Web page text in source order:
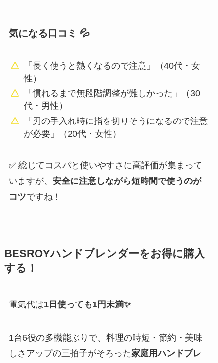
気になる口コミ 💦
「長く使うと熱くなるので注意」（40代・女
性）
「慣れるまで無段階調整が難しかった」（30
代・男性）
「刃の手入れ時に指を切りそうになるので注意
が必要」（20代・女性）
✅ 総じてコスパと使いやすさに高評価が集まって
いますが、 安全に注意しながら短時間で使うのが
コツですね！
BESROYハンドブレンダーをお得に購入
する！
電気代は1日使っても1円未満✨
1台6役の多機能ぶりで、料理の時短・節約・美味
しさアップの三拍子がそろった家庭用ハンドブレ